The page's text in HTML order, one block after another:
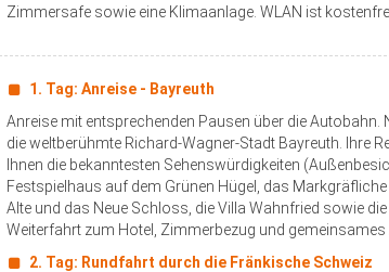
Zimmersafe sowie eine Klimaanlage. WLAN ist
1. Tag: Anreise - Bayreuth
Anreise mit entsprechenden Pausen über die Autobahn.
die weltberühmte Richard-Wagner-Stadt Bayreuth. Ihre
Ihnen die bekanntesten Sehenswürdigkeiten
Festspielhaus auf dem Grünen Hügel, das
Alte und das Neue Schloss, die Villa Wahnfried sowie
Weiterfahrt zum Hotel, Zimmerbezug und gemeinsames
2. Tag: Rundfahrt durch die Fränkische Schweiz